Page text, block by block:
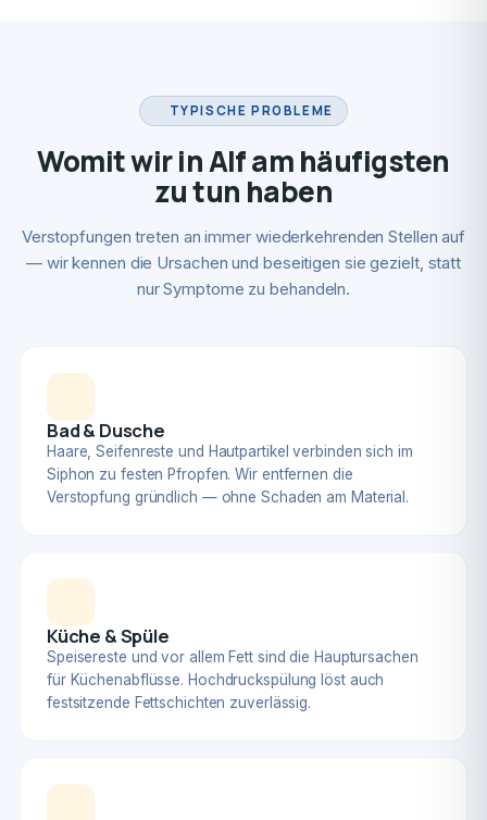
TYPISCHE PROBLEME
Womit wir in Alf am häufigsten
zu tun haben
Verstopfungen treten an immer wiederkehrenden Stellen auf
— wir kennen die Ursachen und beseitigen sie gezielt, statt
nur Symptome zu behandeln.
Bad & Dusche
Haare, Seifenreste und Hautpartikel verbinden sich im
Siphon zu festen Pfropfen. Wir entfernen die
Verstopfung gründlich — ohne Schaden am Material.
Küche & Spüle
Speisereste und vor allem Fett sind die Hauptursachen
für Küchenabflüsse. Hochdruckspülung löst auch
festsitzende Fettschichten zuverlässig.